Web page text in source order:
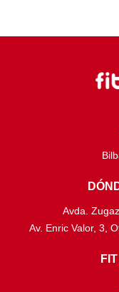
Avda.
Av. Enric Valor, 3,